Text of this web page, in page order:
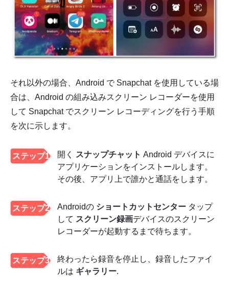
それ以外の場合、Android で Snapchat を使用している場
合は、Android の組み込みスクリーン レコーダーを使用
して Snapchat でスクリーン レコーディングを行う手順
を次に示します。
ステップ1 開く スナップチャット Android デバイスに
アプリケーションをインストールします。
その後、アプリ上で誰かと通話をします。
ステップ2 Androidの ショートカットセンター タップ
して スクリーン録画デバイスのスクリーン
レコーダーが起動するまで待ちます。
ステップ3
終わったら録音を停止し、録音したファイ
ルは ギャラリー.